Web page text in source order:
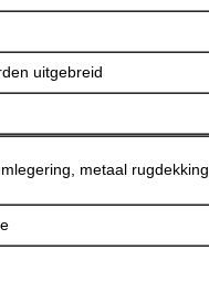
uitgebreid
metaal rugdekking